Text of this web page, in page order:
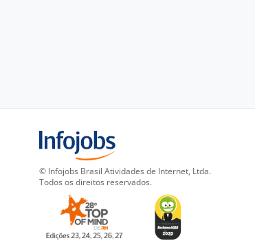
© Infojobs Brasil Atividades de Internet, Ltda.
Todos os direitos reservados.